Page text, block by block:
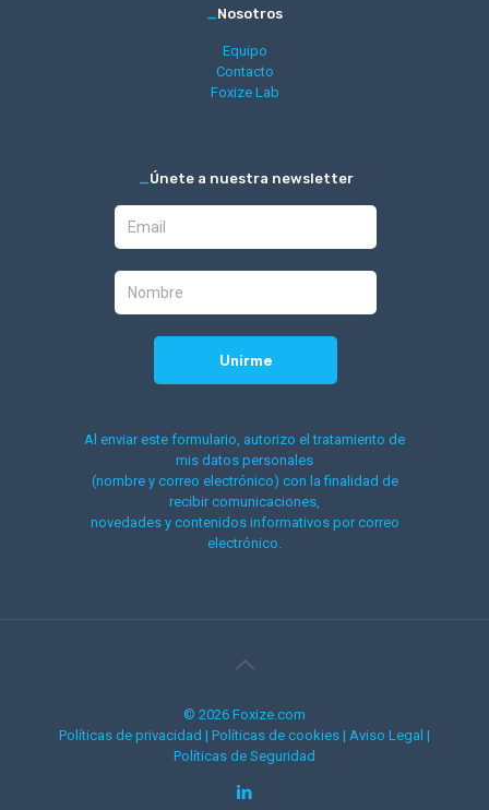
Nosotros
Equipo
Contacto
Foxize Lab
Únete a nuestra newsletter
Al enviar este formulario, autorizo el tratamiento de
mis datos personales
(nombre y correo electrónico) con la finalidad de
recibir comunicaciones,
novedades y contenidos informativos por correo
electrónico.
© 2026 Foxize.com
Políticas de privacidad | Políticas de cookies | Aviso Legal |
Políticas de Seguridad